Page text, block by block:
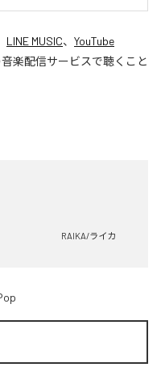
LINE MUSIC、 YouTube
楽配信サービスで聴くこと
RAIKA/ライカ